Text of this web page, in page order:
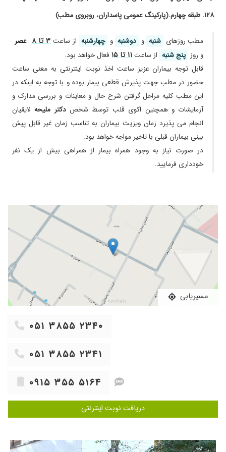
کرد و با انجام اکو و تجویز یک قرص خیال من رو
پرسنل بسیار آرامشبخش هستند
سلام خیلی با حوصله و مهربان بودن ایشون
بسیار عالی هستند ۱۴۰۲/۰۶/۲۸
با سلام من برای فشار خونم به سرکار خانم دکتر
مراجعه کردم بسیار دکتری حاذق و دانایی هستند با
نصف قرص فشارم تنظیم شده و هیچ مشکلی ندارم
من هم پیشنهاد میکنم که یک بارم شده به این دکتر
مراجعه کنید
۱۴۰۴/۰۱/۰۴
نداشتم د ۱۴۰۳/۰۳/۰۵
بسیار عالی و با سواد هستند سالها هست که تحت
و تا حدود زیادی تنظیم شده
داکتر با احساس و باتجربه است با مریض درست
صحبت میکند مشکلات مریض را تا میشنوند خیلی
من ازش رازی هستم
برای کنترل فشار خون مراجعه کردیم . تحت درمان
هستیم خداروشکر کنترل شده فعلا
۱۴۰۴/۰۹/۰۳
خانم دکتری حاذق و ماهر هستند ۱۴۰۵/۰۴/۲۷
عالی ممنو ۱۴۰۴/۰۱/۱۰
۱۴۰۳/۱۲/۱۳
۱۴۰۴/۰۴/۳۰
۱۴۰۳/۱۲/۱۱
میکنن از نظر تخصص عالی
دیابت مشکل تنگی عروق پا پیدا کرده بودم و
تشخیص داده نمی شد تا اینکه ایشان را معرفی
بهتر شدم
۱۴۰۳/۰۱/۱۳
نوبت دهی به صورت تلفنی و اینترنتی انجام می گردد.۱۲۸. طبقه چهارم.(پارکینگ عمومی پاسداران، روبروی مطب)
مطب روز‌های شنبه و دوشنبه و چهارشنبه از ساعت۳ تا ۸
عصر
و روز پنج شنبه از ساعت۱۱ تا ۱۵
فعال خواهد بود.
قابل توجه بیماران عزیز ساعت اخذ نوبت اینترنتی به معنی ساعت
حضور در مطب جهت پذیرش قطعی بیمار بوده و با توجه به اینکه در
این مطب کلیه مراحل گرفتن شرح حال و معاینات و بررسی مدارک و
آزمایشات و همچنین اکوی قلب توسط شخصدکتر ملیحهلایقیان
انجام می پذیرد زمان ویزیت بیماران به تناسب زمان غیر قابل پیش
بینی بیماران قبلی با تاخیر مواجه خواهد بود.
در صورت نیاز به وجود همراه بیمار از همراهی بیش از یک نفر
خودداری فرمایید.
مسیریابی
۰۵۱ ۳۸۵۵ ۲۳۴۰
۰۵۱ ۳۸۵۵ ۲۳۴۱
۰۹۱۵ ۳۵۵ ۵۱۶۴
دریافت نوبت اینترنتی